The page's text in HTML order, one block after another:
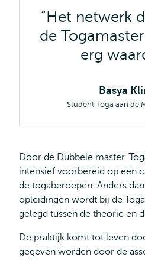
Het netwerk
de
erg
Basya
Student Toga aan de
Door de Dubbele master
intensief voorbereid op een
de togaberoepen. Anders
opleidingen wordt bij de
gelegd tussen de theorie en
De praktijk komt tot leven
gegeven worden door de